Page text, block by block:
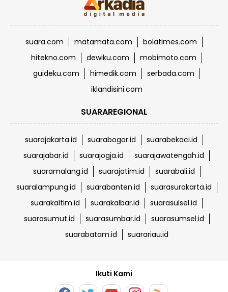
suara.com matamata.com
bolatimes.com
hitekno.com
dewiku.com
mobimoto.com
guideku.com
himedik.com
serbada.com
iklandisini.com
SUARAREGIONAL
suarajakarta.id suarabogor.id
suarabekaci.id
suarajabar.id
suarajogja.id
suarajawatengah.id
suaramalang.id
suarajatim.id
suarabali.id
suaralampung.id
suarabanten.id
suarasurakarta.id
suarakaltim.id
suarakalbar.id
suarasulsel.id
suarasumut.id
suarasumbar.id
suarasumsel.id
suarabatam.id
suarariau.id
Ikuti Kami